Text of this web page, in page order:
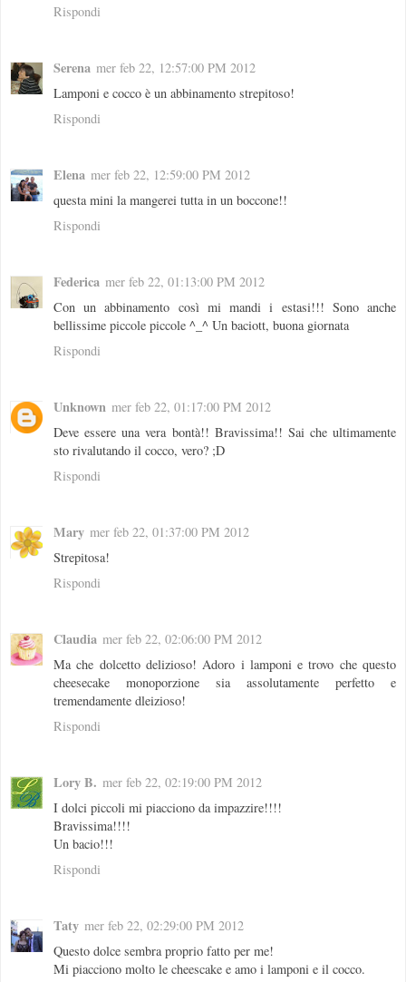
Rispondi
Serena mer feb 22, 12:57:00 PM 2012
Lamponi e cocco è un abbinamento strepitoso!
Rispondi
Elena mer feb 22, 12:59:00 PM 2012
questa mini la mangerei tutta in un boccone!!
Rispondi
Federica mer feb 22, 01:13:00 PM 2012
Con un abbinamento così mi mandi i estasi!!! Sono anche
bellissime piccole piccole ^_^ Un baciott, buona giornata
Rispondi
Unknown mer feb 22, 01:17:00 PM 2012
Deve essere una vera bontà!! Bravissima!! Sai che ultimamente
sto rivalutando il cocco, vero? ;D
Rispondi
Mary mer feb 22, 01:37:00 PM 2012
Strepitosa!
Rispondi
Claudia mer feb 22, 02:06:00 PM 2012
Ma che dolcetto delizioso! Adoro i lamponi e trovo che questo
cheesecake monoporzione sia assolutamente perfetto e
tremendamente dleizioso!
Rispondi
Lory B. mer feb 22, 02:19:00 PM 2012
I dolci piccoli mi piacciono da impazzire!!!!
Bravissima!!!!
Un bacio!!!
Rispondi
Taty mer feb 22, 02:29:00 PM 2012
Questo dolce sembra proprio fatto per me!
Mi piacciono molto le cheescake e amo i lamponi e il cocco.